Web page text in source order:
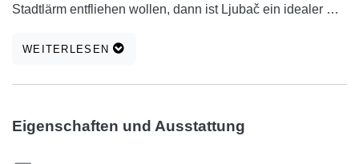
Stadtlärm entfliehen wollen, dann ist Ljubač ein idealer Ort
für kleine Kinder, Geschäfte, Cafés und Restaurants.
WEITERLESEN
Eigenschaften und Ausstattung